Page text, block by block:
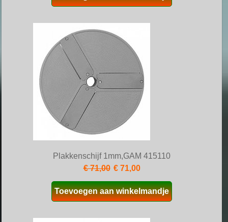
Plakkenschijf 1mm,GAM 415110
€ 71,00 € 71,00
Toevoegen aan winkelmandje